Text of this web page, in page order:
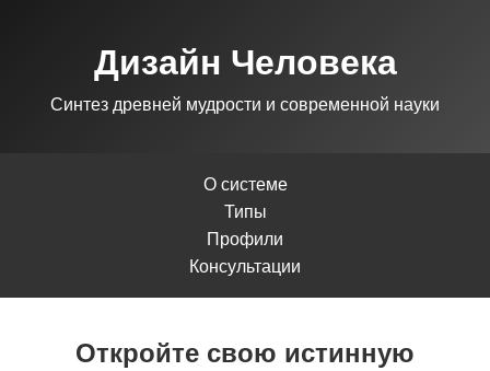
Дизайн Человека
Синтез древней мудрости и современной науки
О системе
Типы
Профили
Консультации
Откройте свою истинную